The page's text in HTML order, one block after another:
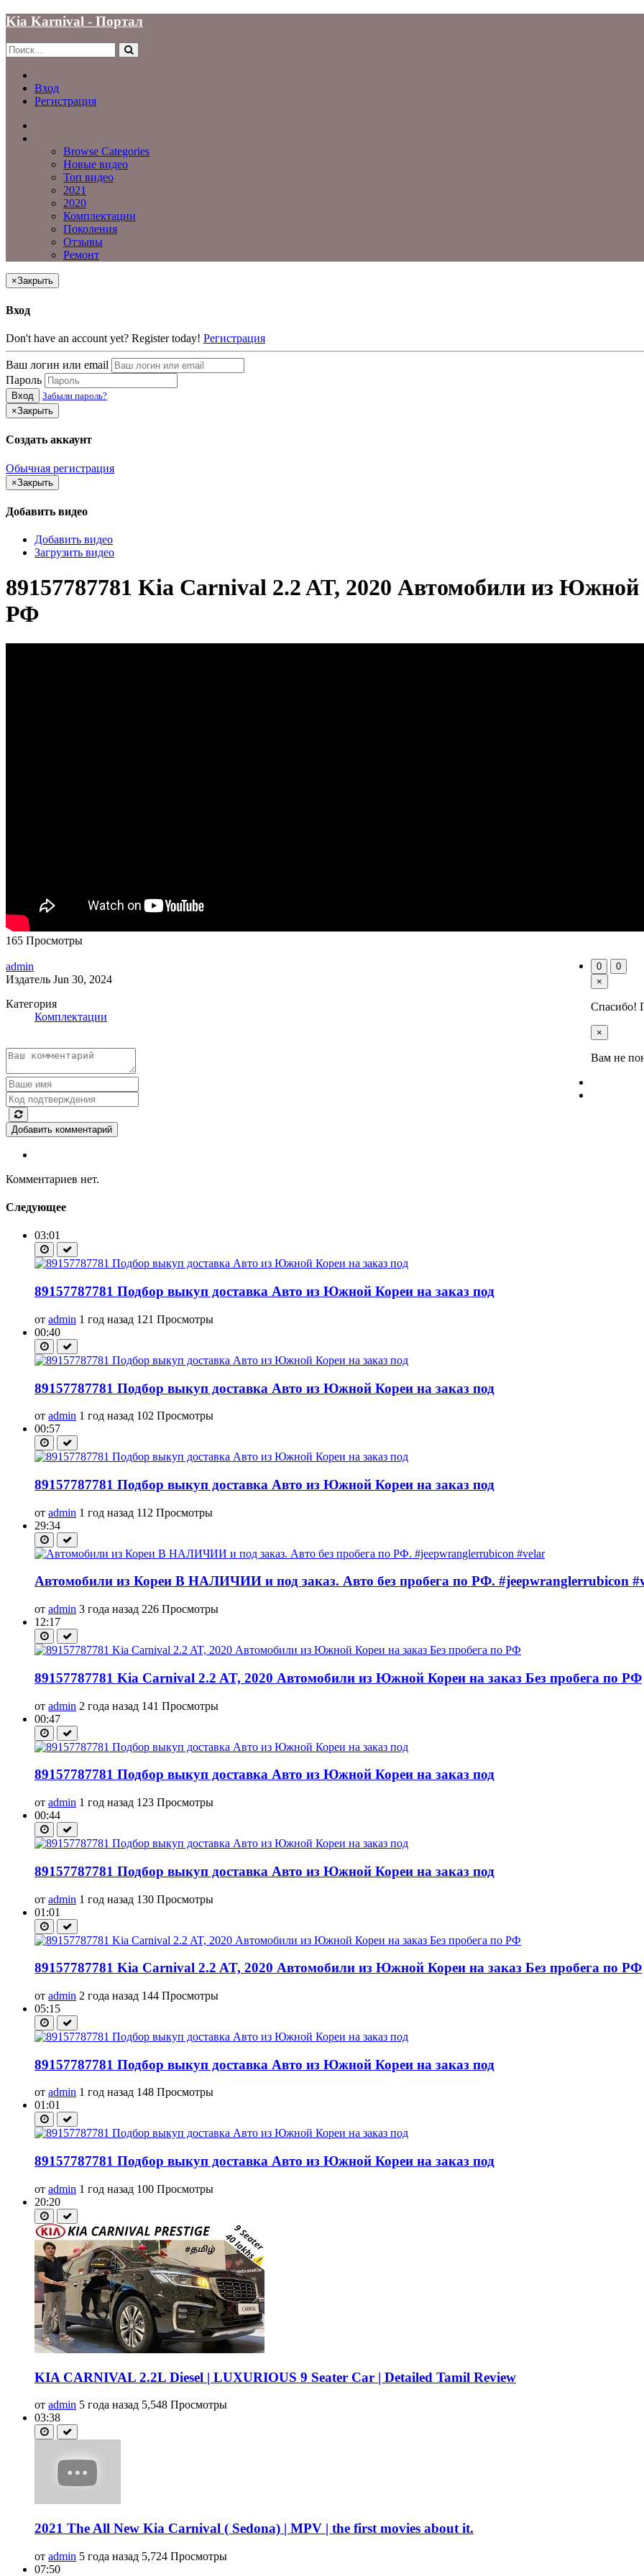
Kia Karnival - Портал
Вход
Регистрация
Browse Categories
Новые видео
Топ видео
2021
2020
Комплектации
Поколения
Отзывы
Ремонт
×Закрыть
Вход
Don't have an account yet? Register today! Регистрация
Ваш логин или email
Пароль
Вход
Забыли пароль?
×Закрыть
Создать аккаунт
Обычная регистрация
×Закрыть
Добавить видео
Добавить видео
Загрузить видео
89157787781 Kia Carnival 2.2 AT, 2020 Автомобили из Южной
РФ
165 Просмотры
0
0
×
Спасибо!
×
Вам не
admin
Издатель Jun 30, 2024
Категория
Комплектации
Добавить комментарий
Комментариев нет.
Следующее
03:01
89157787781 Подбор выкуп доставка Авто из Южной Кореи на заказ под
от admin 1 год назад 121 Просмотры
00:40
89157787781 Подбор выкуп доставка Авто из Южной Кореи на заказ под
от admin 1 год назад 102 Просмотры
00:57
89157787781 Подбор выкуп доставка Авто из Южной Кореи на заказ под
от admin 1 год назад 112 Просмотры
29:34
Автомобили из Кореи В НАЛИЧИИ и под заказ. Авто без пробега по РФ. #jeepwranglerrubicon
от admin 3 года назад 226 Просмотры
12:17
89157787781 Kia Carnival 2.2 AT, 2020 Автомобили из Южной Кореи на заказ Без пробега по РФ
от admin 2 года назад 141 Просмотры
00:47
89157787781 Подбор выкуп доставка Авто из Южной Кореи на заказ под
от admin 1 год назад 123 Просмотры
00:44
89157787781 Подбор выкуп доставка Авто из Южной Кореи на заказ под
от admin 1 год назад 130 Просмотры
01:01
89157787781 Kia Carnival 2.2 AT, 2020 Автомобили из Южной Кореи на заказ Без пробега по РФ
от admin 2 года назад 144 Просмотры
05:15
89157787781 Подбор выкуп доставка Авто из Южной Кореи на заказ под
от admin 1 год назад 148 Просмотры
01:01
89157787781 Подбор выкуп доставка Авто из Южной Кореи на заказ под
от admin 1 год назад 100 Просмотры
20:20
KIA CARNIVAL 2.2L Diesel | LUXURIOUS 9 Seater Car | Detailed Tamil Review
от admin 5 года назад 5,548 Просмотры
03:38
2021 The All New Kia Carnival ( Sedona) | MPV | the first movies about it.
от admin 5 года назад 5,724 Просмотры
07:50